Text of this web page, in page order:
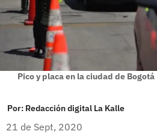
Pico y placa en la ciudad de Bogotá
Por: Redacción digital La Kalle
21 de Sept, 2020